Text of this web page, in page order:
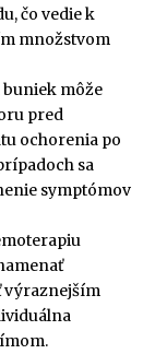
čo vedie k
množstvom
môže
pred
ochorenia po
sa
symptómov
výraznejším